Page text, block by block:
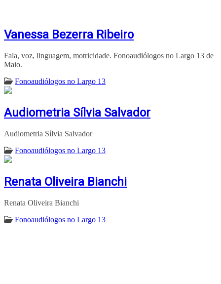
Vanessa Bezerra Ribeiro
Fala, voz, linguagem, motricidade. Fonoaudiólogos no Largo 13 de
Maio.
Fonoaudiólogos no Largo 13
Audiometria Sílvia Salvador
Audiometria Sílvia Salvador
Fonoaudiólogos no Largo 13
Renata Oliveira Bianchi
Renata Oliveira Bianchi
Fonoaudiólogos no Largo 13